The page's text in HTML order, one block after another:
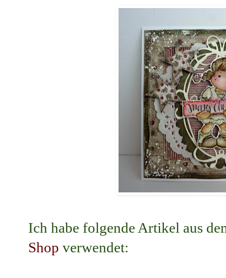
Ich habe folgende Artikel aus
Shop verwendet: